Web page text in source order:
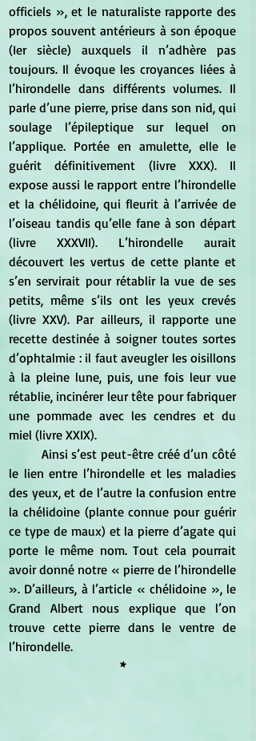
officiels », et le naturaliste rapporte des
propos souvent antérieurs à son époque
(Ier siècle) auxquels il n’adhère pas
toujours. Il évoque les croyances liées à
l’hirondelle dans différents volumes. Il
parle d’une pierre, prise dans son nid, qui
soulage l’épileptique sur lequel on
l’applique. Portée en amulette, elle le
guérit définitivement (livre XXX). Il
expose aussi le rapport entre l’hirondelle
et la chélidoine, qui fleurit à l’arrivée de
l’oiseau tandis qu’elle fane à son départ
(livre XXXVII). L’hirondelle aurait
découvert les vertus de cette plante et
s’en servirait pour rétablir la vue de ses
petits, même s’ils ont les yeux crevés
(livre XXV). Par ailleurs, il rapporte une
recette destinée à soigner toutes sortes
d’ophtalmie : il faut aveugler les oisillons
à la pleine lune, puis, une fois leur vue
rétablie, incinérer leur tête pour fabriquer
une pommade avec les cendres et du
miel (livre XXIX).
le lien entre l’hirondelle et les maladies
des yeux, et de l’autre la confusion entre
la chélidoine (plante connue pour guérir
ce type de maux) et la pierre d’agate qui
porte le même nom. Tout cela pourrait
avoir donné notre « pierre de l’hirondelle
». D’ailleurs, à l’article « chélidoine », le
Grand Albert nous explique que l’on
trouve cette pierre dans le ventre de
l’hirondelle.
*